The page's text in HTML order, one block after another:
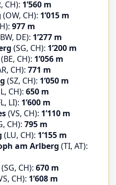
CH): 1’560 m
(OW, CH): 1’015 m
977 m
DE): 1’277 m
(SG, CH): 1’200 m
(BE, CH): 1’056 m
CH): 771 m
(SZ, CH): 1’050 m
CH): 650 m
LI): 1’600 m
(VS, CH): 1’110 m
CH): 795 m
(LU, CH): 1’155 m
am Arlberg (TI, AT):
(SG, CH): 670 m
CH): 1’608 m